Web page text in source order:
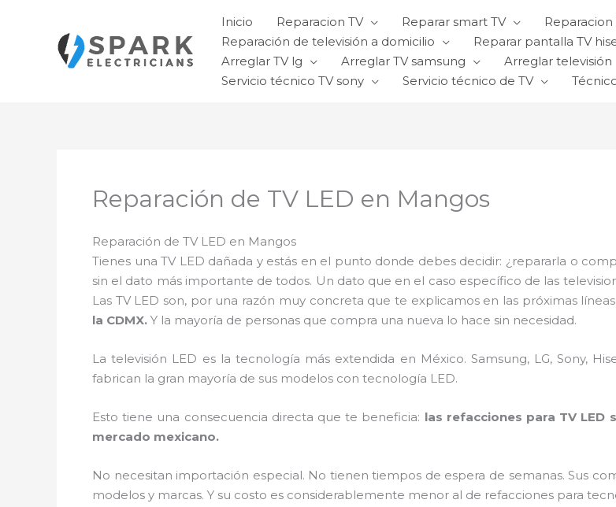
contenido
Inicio Reparacion TV Reparar smart TV Reparacion
Reparación de televisión a domicilio
Reparar pantalla TV
Arreglar TV lg
Arreglar TV samsung Arreglar televisión
Servicio técnico TV sony
Servicio técnico de TV
Reparación de TV LED en Mangos
Reparación de TV LED en Mangos
Tienes una TV LED dañada y estás en el punto donde debes decidir: ¿repararla o
sin el dato más importante de todos. Un dato que en el caso específico de las
Las TV LED son, por una razón muy concreta que te explicamos en las próximas
la CDMX. Y la mayoría de personas que compra una nueva lo hace sin necesidad.
La televisión LED es la tecnología más extendida en México. Samsung, LG, Sony,
fabrican la gran mayoría de sus modelos con tecnología LED.
Esto tiene una consecuencia directa que te beneficia: las refacciones para TV
mercado mexicano.
No necesitan importación especial. No tienen tiempos de espera de semanas. Sus
modelos y marcas. Y su costo es considerablemente menor al de refacciones para